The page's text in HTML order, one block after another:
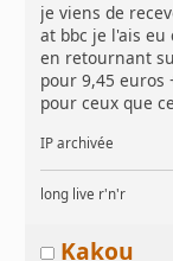
je viens de
at bbc je l'ais
en retournant
pour 9,45 euros
pour ceux que
IP archivée
long live r'n'r
Kakou